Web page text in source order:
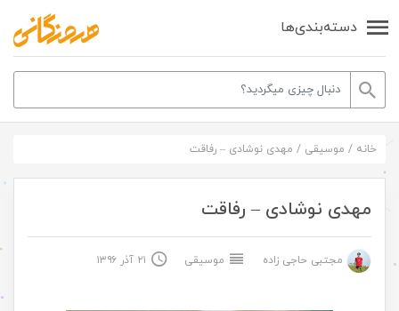
دسته‌بندی‌ها
خانه / موسیقی / مهدی نوشادی – رفاقت
مهدی نوشادی – رفاقت
مجتبی حاجی زاده موسیقی ۲۱ آذر ۱۳۹۶